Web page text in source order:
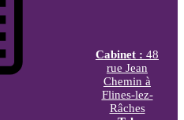
Cabinet : 48
rue Jean
Chemin à
Flines-lez-
Râches